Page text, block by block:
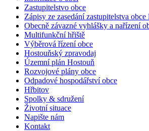
Zastupitelstvo obce
Zápisy ze zasedání zastupitelstva obce
Obecně závazné vyhlášky a nařízení
Multifunkční hřiště
Výběrová řízení obce
Hostouňský zpravodaj
Územní plán Hostouň
Rozvojové plány obce
Odpadové hospodářství obce
Hřbitov
Spolky & sdružení
Životní situace
Napište nám
Kontakt